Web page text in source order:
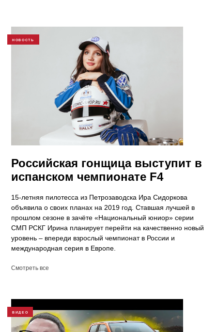
НОВОСТЬ
Российская гонщица выступит в
испанском чемпионате F4
15-летняя пилотесса из Петрозаводска Ира Сидоркова
объявила о своих планах на 2019 год. Ставшая лучшей в
прошлом сезоне в зачёте «Национальный юниор» серии
СМП РСКГ Ирина планирует перейти на качественно новый
уровень – впереди взрослый чемпионат в России и
международная серия в Европе.
Смотреть все
ВИДЕО